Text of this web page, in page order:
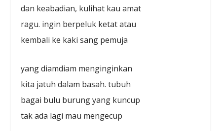
dan keabadian, kulihat kau amat
ragu. ingin berpeluk ketat atau
kembali ke kaki sang pemuja
yang diamdiam menginginkan
kita jatuh dalam basah. tubuh
bagai bulu burung yang kuncup
tak ada lagi mau mengecup